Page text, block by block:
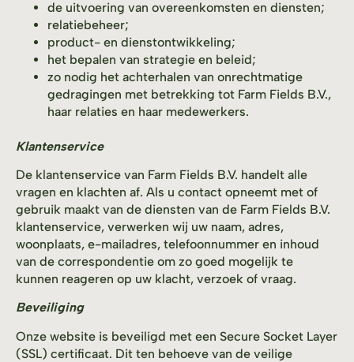
de uitvoering van overeenkomsten en diensten;
relatiebeheer;
product- en dienstontwikkeling;
het bepalen van strategie en beleid;
zo nodig het achterhalen van onrechtmatige
gedragingen met betrekking tot Farm Fields B.V.,
haar relaties en haar medewerkers.
Klantenservice
De klantenservice van Farm Fields B.V. handelt alle
vragen en klachten af. Als u contact opneemt met of
gebruik maakt van de diensten van de Farm Fields B.V.
klantenservice, verwerken wij uw naam, adres,
woonplaats, e-mailadres, telefoonnummer en inhoud
van de correspondentie om zo goed mogelijk te
kunnen reageren op uw klacht, verzoek of vraag.
Beveiliging
Onze website is beveiligd met een Secure Socket Layer
(SSL) certificaat. Dit ten behoeve van de veilige